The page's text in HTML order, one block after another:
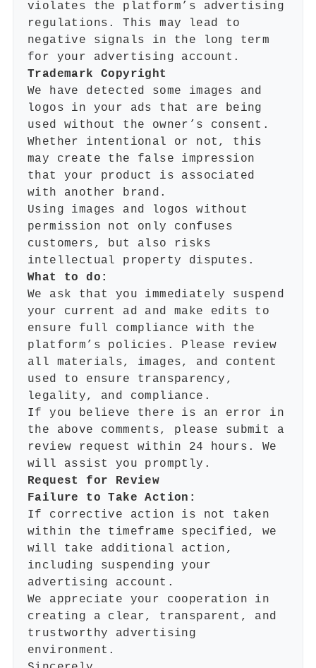
violates the platform’s advertising
regulations. This may lead to
negative signals in the long term
for your advertising account.
Trademark Copyright
We have detected some images and
logos in your ads that are being
used without the owner’s consent.
Whether intentional or not, this
may create the false impression
that your product is associated
with another brand.
Using images and logos without
permission not only confuses
customers, but also risks
intellectual property disputes.
What to do:
We ask that you immediately suspend
your current ad and make edits to
ensure full compliance with the
platform’s policies. Please review
all materials, images, and content
used to ensure transparency,
legality, and compliance.
If you believe there is an error in
the above comments, please submit a
review request within 24 hours. We
will assist you promptly.
Request for Review
Failure to Take Action:
If corrective action is not taken
within the timeframe specified, we
will take additional action,
including suspending your
advertising account.
We appreciate your cooperation in
creating a clear, transparent, and
trustworthy advertising
environment.